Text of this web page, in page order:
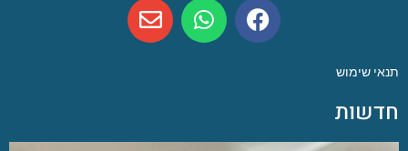
תנאי שימוש
חדשות